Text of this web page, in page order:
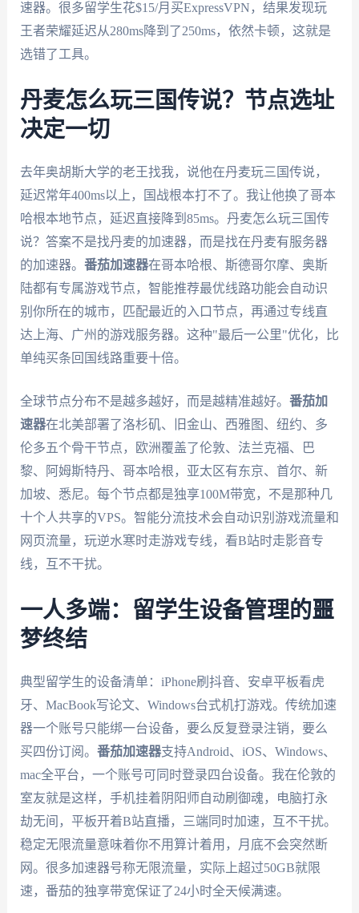
速器。很多留学生花$15/月买ExpressVPN，结果发现玩
王者荣耀延迟从280ms降到了250ms，依然卡顿，这就是
选错了工具。
丹麦怎么玩三国传说？节点选址
决定一切
去年奥胡斯大学的老王找我，说他在丹麦玩三国传说，
延迟常年400ms以上，国战根本打不了。我让他换了哥本
哈根本地节点，延迟直接降到85ms。丹麦怎么玩三国传
说？答案不是找丹麦的加速器，而是找在丹麦有服务器
的加速器。 番茄加速器在哥本哈根、斯德哥尔摩、奥斯
陆都有专属游戏节点，智能推荐最优线路功能会自动识
别你所在的城市，匹配最近的入口节点，再通过专线直
达上海、广州的游戏服务器。这种"最后一公里"优化，比
单纯买条回国线路重要十倍。
全球节点分布不是越多越好，而是越精准越好。 番茄加
速器在北美部署了洛杉矶、旧金山、西雅图、纽约、多
伦多五个骨干节点，欧洲覆盖了伦敦、法兰克福、巴
黎、阿姆斯特丹、哥本哈根，亚太区有东京、首尔、新
加坡、悉尼。每个节点都是独享100M带宽，不是那种几
十个人共享的VPS。智能分流技术会自动识别游戏流量和
网页流量，玩逆水寒时走游戏专线，看B站时走影音专
线，互不干扰。
一人多端：留学生设备管理的噩
梦终结
典型留学生的设备清单：iPhone刷抖音、安卓平板看虎
牙、MacBook写论文、Windows台式机打游戏。传统加速
器一个账号只能绑一台设备，要么反复登录注销，要么
买四份订阅。 番茄加速器支持Android、iOS、Windows、
mac全平台，一个账号可同时登录四台设备。我在伦敦的
室友就是这样，手机挂着阴阳师自动刷御魂，电脑打永
劫无间，平板开着B站直播，三端同时加速，互不干扰。
稳定无限流量意味着你不用算计着用，月底不会突然断
网。很多加速器号称无限流量，实际上超过50GB就限
速，番茄的独享带宽保证了24小时全天候满速。